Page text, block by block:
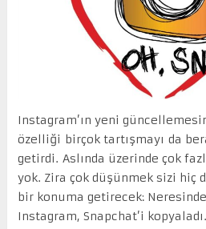
Instagram’ın yeni
özelliği birçok tartışmayı da
getirdi. Aslında üzerinde çok
yok. Zira çok düşünmek sizi hiç
bir konuma getirecek:
Instagram, Snapchat’i